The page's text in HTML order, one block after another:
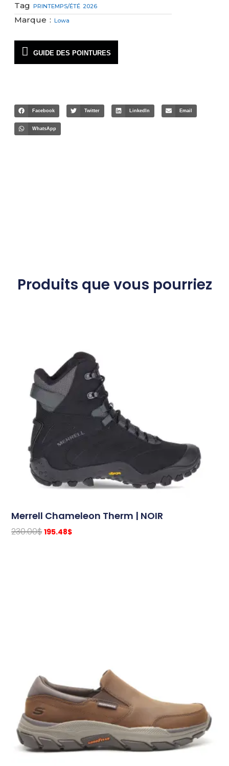
Tag PRINTEMPS/ÉTÉ 2026
Marque : Lowa
GUIDE DES POINTURES
Facebook Twitter LinkedIn Email
WhatsApp
Produits que vous pourriez
Merrell Chameleon Therm | NOIR
230.00$ 195.48$